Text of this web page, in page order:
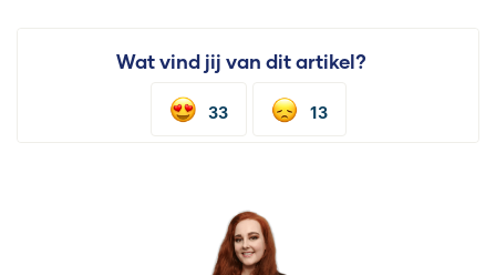
Wat vind jij van dit artikel?
33 13